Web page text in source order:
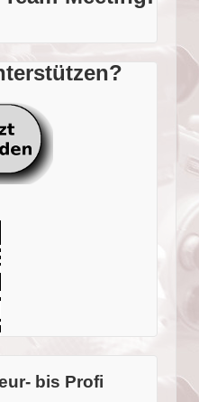
bis Profi